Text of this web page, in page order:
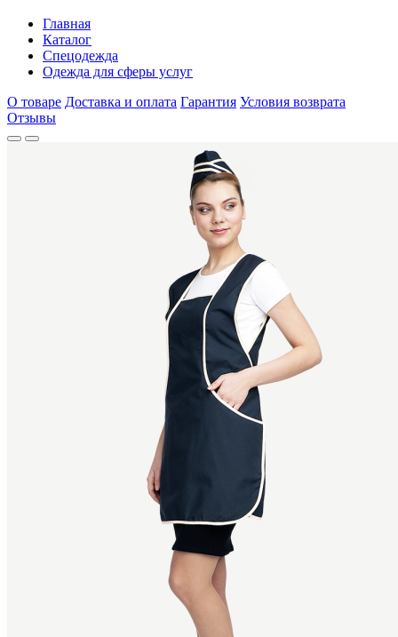
Главная
Каталог
Спецодежда
Одежда для сферы услуг
О товаре Доставка и оплата Гарантия Условия возврата
Отзывы